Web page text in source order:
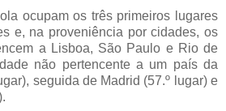
ocupam os três primeiros lugares
e, na proveniência por cidades, os
a Lisboa, São Paulo e Rio de
não pertencente a um país da
seguida de Madrid (57.º lugar) e